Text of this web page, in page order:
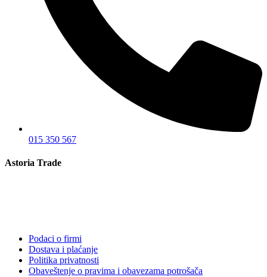
015 350 567
Astoria Trade
Podaci o firmi
Dostava i plaćanje
Politika privatnosti
Obaveštenje o pravima i obavezama potrošača